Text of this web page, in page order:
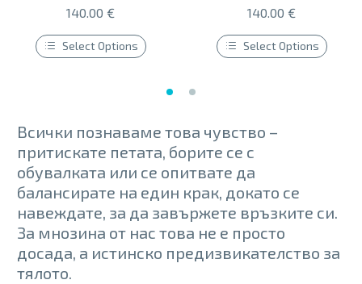
140.00 €
Select Options
The
options
may
be
chosen
on
product
page
140.00 €
Select Options
on
product
page
Всички познаваме това чувство –
притискате петата, борите се с
обувалката или се опитвате да
балансирате на един крак, докато се
навеждате, за да завържете връзките си.
За мнозина от нас това не е просто
досада, а истинско предизвикателство за
тялото.